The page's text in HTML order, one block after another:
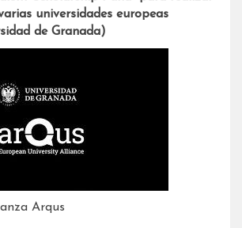
universidades europeas
de Granada)
Arqus